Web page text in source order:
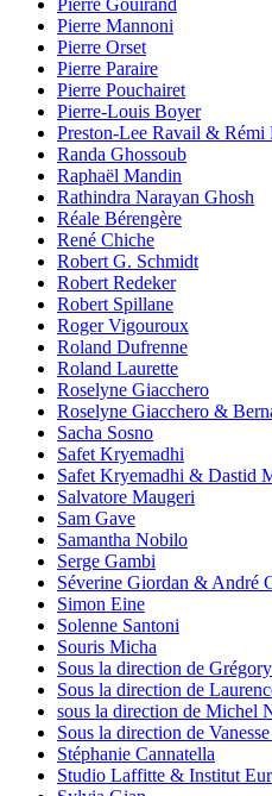
Pierre Gouirand
Pierre Mannoni
Pierre Orset
Pierre Paraire
Pierre Pouchairet
Pierre-Louis Boyer
Preston-Lee Ravail & Rémi
Randa Ghossoub
Raphaël Mandin
Rathindra Narayan Ghosh
Réale Bérengère
René Chiche
Robert G. Schmidt
Robert Redeker
Robert Spillane
Roger Vigouroux
Roland Dufrenne
Roland Laurette
Roselyne Giacchero
Roselyne Giacchero &
Sacha Sosno
Safet Kryemadhi
Safet Kryemadhi & Dastid
Salvatore Maugeri
Sam Gave
Samantha Nobilo
Serge Gambi
Séverine Giordan & André
Simon Eine
Solenne Santoni
Souris Micha
Sous la direction de
Sous la direction de
sous la direction de Michel
Sous la direction de
Stéphanie Cannatella
Studio Laffitte & Institut